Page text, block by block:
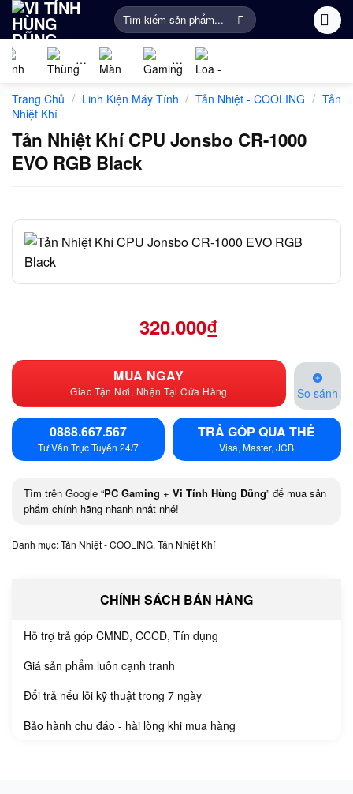
Bỏ
qua
nội
dung
Tìm
kiếm:
kiện
máy
tính
Gaming
Hình
Tính
Gear
thanh
Kiện
Trang Chủ / Linh Kiện Máy Tính / Tản Nhiệt - COOLING / Tản
Nhiệt Khí
Tản Nhiệt Khí CPU Jonsbo CR-1000
EVO RGB Black
320.000₫
MUA NGAY
Giao Tận Nơi, Nhận Tại Cửa Hàng So sánh
0888.667.567
Tư Vấn Trực Tuyến 24/7
TRẢ GÓP QUA THẺ
Visa, Master, JCB
Tìm trên Google “PC Gaming + Vi Tính Hùng Dũng” để mua sản
phẩm chính hãng nhanh nhất nhé!
Danh mục:Tản Nhiệt - COOLING, Tản Nhiệt Khí
CHÍNH SÁCH BÁN HÀNG
Hỗ trợ trả góp CMND, CCCD, Tín dụng
Giá sản phẩm luôn cạnh tranh
Đổi trả nếu lỗi kỹ thuật trong 7 ngày
Bảo hành chu đáo - hài lòng khi mua hàng